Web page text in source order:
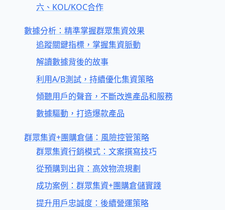
六、KOL/KOC合作
數據分析：精準掌握群眾集資效果
追蹤關鍵指標，掌握集資脈動
解讀數據背後的故事
利用A/B測試，持續優化集資策略
傾聽用戶的聲音，不斷改進產品和服務
數據驅動，打造爆款產品
群眾集資+團購倉儲：風險控管策略
群眾集資行銷模式：文案撰寫技巧
從預購到出貨：高效物流規劃
成功案例：群眾集資+團購倉儲實踐
提升用戶忠誠度：後續營運策略